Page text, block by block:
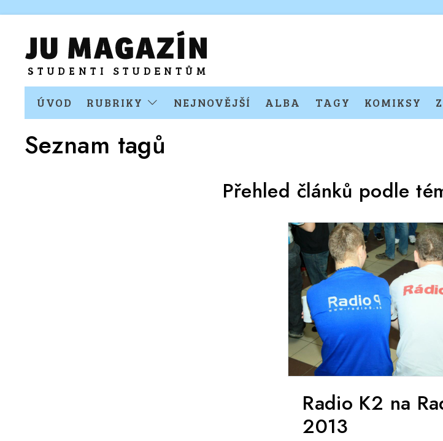
ÚVOD RUBRIKY NEJNOVĚJŠÍ ALBA TAGY KOMIKSY
Seznam tagů
Přehled článků podle
Radio K2 na
2013